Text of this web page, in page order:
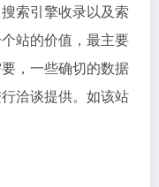
索引擎收录以及索
站的价值，最主要
，一些确切的数据
洽谈提供。如该站